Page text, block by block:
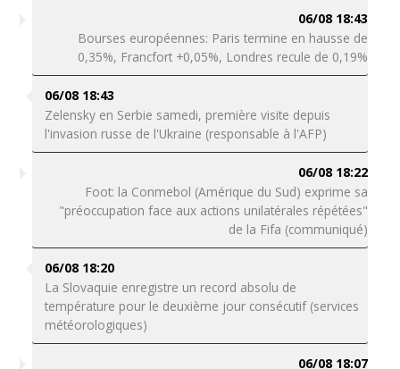
06/08 18:43
Bourses européennes: Paris termine en hausse de
0,35%, Francfort +0,05%, Londres recule de 0,19%
06/08 18:43
Zelensky en Serbie samedi, première visite depuis
l'invasion russe de l'Ukraine (responsable à l'AFP)
06/08 18:22
Foot: la Conmebol (Amérique du Sud) exprime sa
"préoccupation face aux actions unilatérales répétées"
de la Fifa (communiqué)
06/08 18:20
La Slovaquie enregistre un record absolu de
température pour le deuxième jour consécutif (services
météorologiques)
06/08 18:07